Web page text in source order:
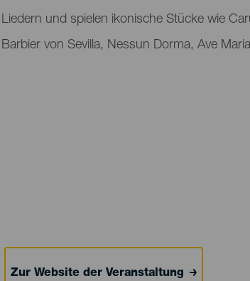
Liedern und spielen ikonische Stücke wie
Barbier von Sevilla, Nessun Dorma, Ave
Zur Website der Veranstaltung